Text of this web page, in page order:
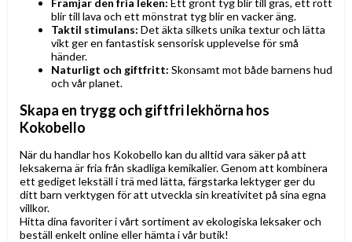
blir till lava och ett mönstrat tyg blir en vacker äng.
Taktil stimulans: Det äkta silkets unika textur och lätta
vikt ger en fantastisk sensorisk upplevelse för små
händer.
Naturligt och giftfritt: Skonsamt mot både barnens hud
och vår planet.
Skapa en trygg och giftfri lekhörna hos
Kokobello
När du handlar hos Kokobello kan du alltid vara säker på att
leksakerna är fria från skadliga kemikalier. Genom att kombinera
ett gediget lekställ i trä med lätta, färgstarka lektyger ger du
ditt barn verktygen för att utveckla sin kreativitet på sina egna
villkor.
Hitta dina favoriter i vårt sortiment av ekologiska leksaker och
beställ enkelt online eller hämta i vår butik!